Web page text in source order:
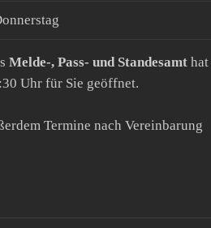
Melde-, Pass- und Standesamt hat
Uhr für Sie geöffnet.
Termine nach Vereinbarung